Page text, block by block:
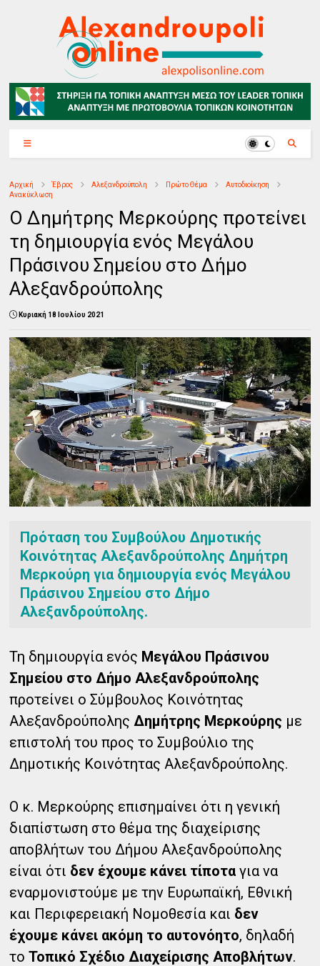
Αρχική Έβρος Αλεξανδρούπολη Πρώτο Θέμα
Αυτοδιοίκηση
Ανακύκλωση
Ο Δημήτρης Μερκούρης προτείνει
τη δημιουργία ενός Μεγάλου
Πράσινου Σημείου στο Δήμο
Αλεξανδρούπολης
Κυριακή 18 Ιουλίου 2021
Πρόταση του Συμβούλου Δημοτικής
Κοινότητας Αλεξανδρούπολης Δημήτρη
Μερκούρη για δημιουργία ενός Μεγάλου
Πράσινου Σημείου στο Δήμο
Αλεξανδρούπολης.
Τη δημιουργία ενός Μεγάλου Πράσινου
Σημείου στο Δήμο Αλεξανδρούπολης
προτείνει ο Σύμβουλος Κοινότητας
ΑλεξανδρούποληςΔημήτρης Μερκούρης με
επιστολή του προς το Συμβούλιο της
Δημοτικής Κοινότητας Αλεξανδρούπολης.
Ο κ. Μερκούρης επισημαίνει ότι η γενική
διαπίστωση στο θέμα της διαχείρισης
αποβλήτων του Δήμου Αλεξανδρούπολης
είναι ότι δεν έχουμε κάνει τίποτα για να
εναρμονιστούμε με την Ευρωπαϊκή, Εθνική
και Περιφερειακή Νομοθεσία και δεν
έχουμε κάνει ακόμη το αυτονόητο, δηλαδή
τοΤοπικό Σχέδιο Διαχείρισης Αποβλήτων.